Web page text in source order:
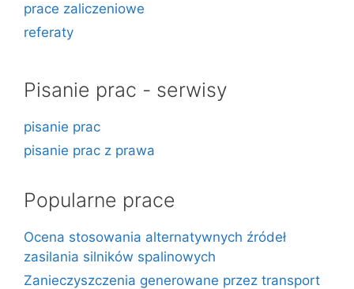
prace zaliczeniowe
referaty
Pisanie prac - serwisy
pisanie prac
pisanie prac z prawa
Popularne prace
Ocena stosowania alternatywnych źródeł
zasilania silników spalinowych
Zanieczyszczenia generowane przez transport